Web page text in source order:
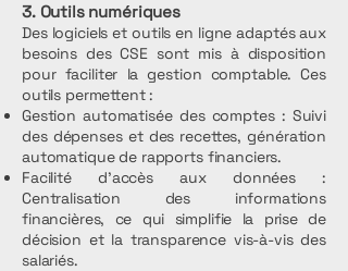
3. Outils numériques
Des logiciels et outils en ligne adaptés aux
besoins des CSE sont mis à disposition
pour faciliter la gestion comptable. Ces
outils permettent :
Gestion automatisée des comptes : Suivi
des dépenses et des recettes, génération
automatique de rapports financiers.
Facilité d'accès aux données :
Centralisation des informations
financières, ce qui simplifie la prise de
décision et la transparence vis-à-vis des
salariés.